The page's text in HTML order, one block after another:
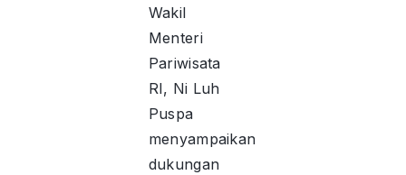
Wakil
Menteri
Pariwisata
RI, Ni Luh
Puspa
menyampaikan
dukungan